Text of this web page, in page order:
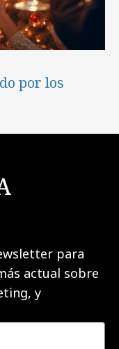
por los
para
actual sobre
y